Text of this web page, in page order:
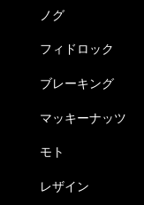
ノグ
フィドロック
ブレーキング
マッキーナッツ
モト
レザイン